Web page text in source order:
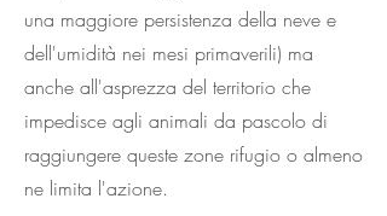
una maggiore persistenza della neve e
dell'umidità nei mesi primaverili) ma
anche all'asprezza del territorio che
impedisce agli animali da pascolo di
raggiungere queste zone rifugio o almeno
ne limita l'azione.